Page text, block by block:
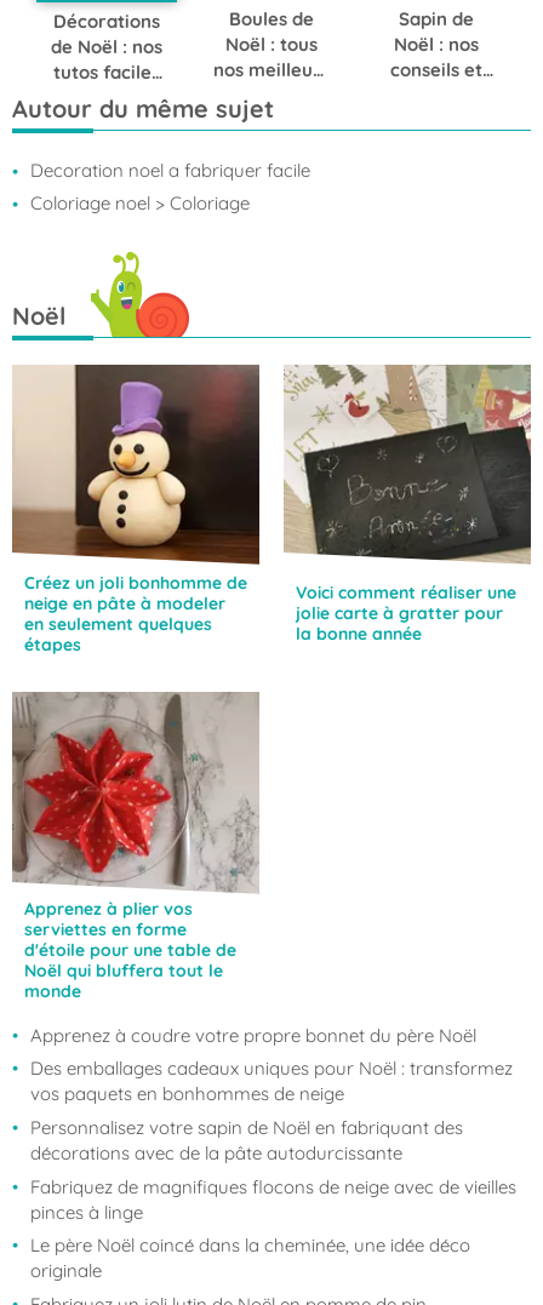
Décorations
de Noël : nos
tutos faciles
et créatifs
pour
votre
intérieur
fêtes
Boules de
Noël : tous
nos meilleurs
tutos pour
créer un
Sapin de
Noël : nos
conseils et
Autour du même sujet
Decoration noel a fabriquer facile
Coloriage noel > Coloriage
Noël
Créez un joli bonhomme de
neige en pâte à modeler
en seulement quelques
étapes
Voici comment réaliser une
jolie carte à gratter pour
la bonne année
Apprenez à plier vos
serviettes en forme
d'étoile pour une table de
Noël qui bluffera tout le
monde
Apprenez à coudre votre propre bonnet du père Noël
Des emballages cadeaux uniques pour Noël : transformez
vos paquets en bonhommes de neige
Personnalisez votre sapin de Noël en fabriquant des
décorations avec de la pâte autodurcissante
Fabriquez de magnifiques flocons de neige avec de vieilles
pinces à linge
Le père Noël coincé dans la cheminée, une idée déco
originale